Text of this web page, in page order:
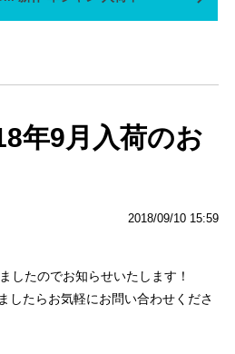
年9月入荷のお
2018/09/10 15:59
したのでお知らせいたします！
したらお気軽にお問い合わせくださ